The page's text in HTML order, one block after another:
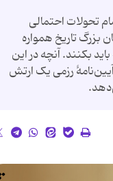
تحولات احتمالی
بزرگ تاریخ همواره
بکنند. آنچه در این
رزمی یک ارتش